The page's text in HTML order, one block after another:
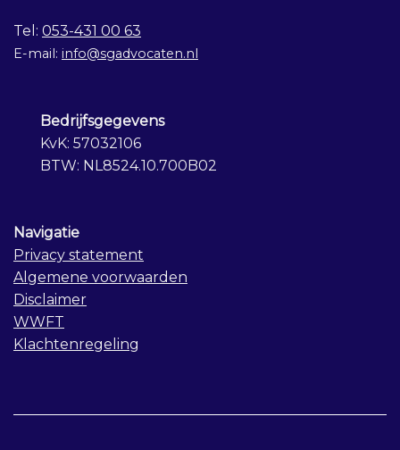
Tel: 053-431 00 63
E-mail: info@sgadvocaten.nl
Bedrijfsgegevens
KvK: 57032106
BTW: NL8524.10.700B02
Navigatie
Privacy statement
Algemene voorwaarden
Disclaimer
WWFT
Klachtenregeling